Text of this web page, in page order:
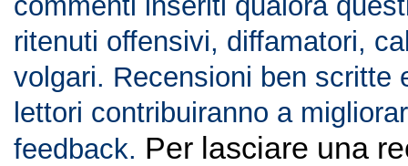
ritenuti offensivi, diffamatori,
volgari. Recensioni ben scritte
lettori contribuiranno a
feedback. Per lasciare una